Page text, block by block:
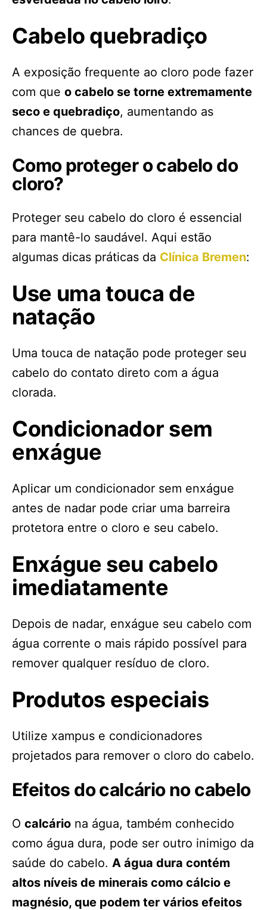
Cabelo quebradiço
A exposição frequente ao cloro pode fazer
com que o cabelo se torne extremamente
seco e quebradiço, aumentando as
chances de quebra.
Como proteger o cabelo do
cloro?
Proteger seu cabelo do cloro é essencial
para mantê-lo saudável. Aqui estão
algumas dicas práticas da Clínica Bremen:
Use uma touca de
natação
Uma touca de natação pode proteger seu
cabelo do contato direto com a água
clorada.
Condicionador sem
enxágue
Aplicar um condicionador sem enxágue
antes de nadar pode criar uma barreira
protetora entre o cloro e seu cabelo.
Enxágue seu cabelo
imediatamente
Depois de nadar, enxágue seu cabelo com
água corrente o mais rápido possível para
remover qualquer resíduo de cloro.
Produtos especiais
Utilize xampus e condicionadores
projetados para remover o cloro do cabelo.
Efeitos do calcário no cabelo
O calcário na água, também conhecido
como água dura, pode ser outro inimigo da
saúde do cabelo. A água dura contém
altos níveis de minerais como cálcio e
magnésio, que podem ter vários efeitos